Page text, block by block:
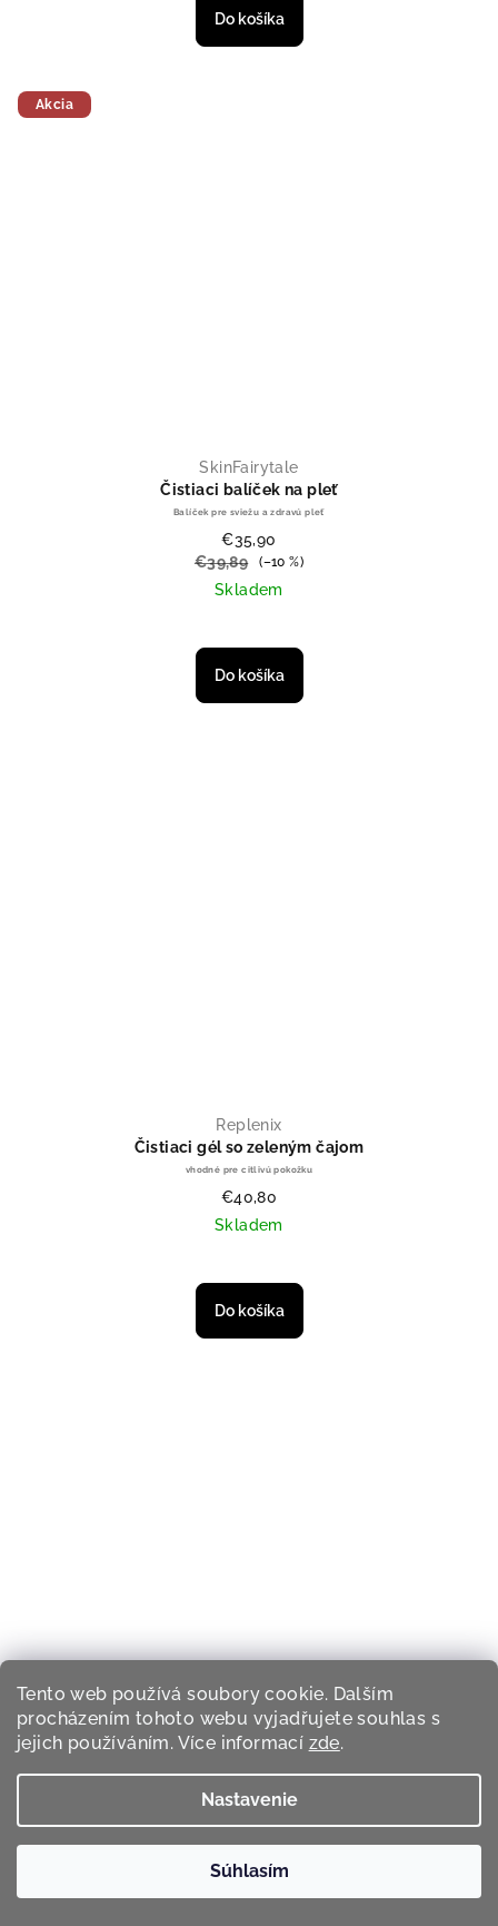
Tento web používá soubory cookie. Dalším
procházením tohoto webu vyjadřujete souhlas s
jejich používáním. Více informací zde.
Nastavenie
Súhlasím
Do košíka
Akcia
SkinFairytale
Čistiaci balíček na pleť
Balíček pre sviežu a zdravú pleť
€35,90
€39,89
(–10 %)
Skladem
Do košíka
Replenix
Čistiaci gél so zeleným čajom
vhodné pre citlivú pokožku
€40,80
Skladem
Do košíka
Štýlová a odolná taška
€2,06
Skladem